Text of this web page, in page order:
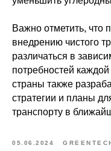
Важно отметить, что
внедрению чистого
различаться в
потребностей
страны также
стратегии и планы
транспорту в
05.06.2024